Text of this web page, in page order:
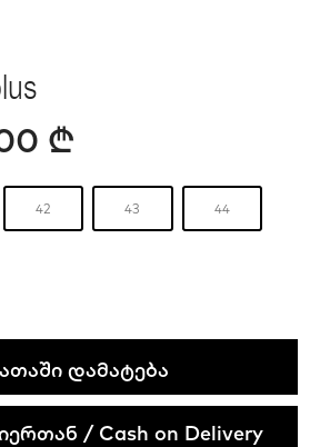
₾
42 43 44
ᲓᲐᲛᲐᲢᲔᲑᲐ
/ Cash on Delivery